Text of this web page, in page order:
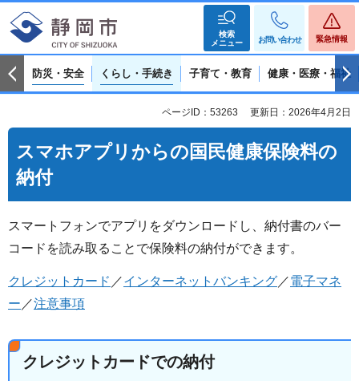
検索
メニュー
お問い合わせ 緊急情報
防災・安全 くらし・手続き 子育て・教育 健康・医療・福祉
ページID：53263 更新日：2026年4月2日
スマホアプリからの国民健康保険料の
納付
スマートフォンでアプリをダウンロードし、納付書のバー
コードを読み取ることで保険料の納付ができます。
クレジットカード ／インターネットバンキング ／電子マネ
ー ／注意事項
クレジットカードでの納付